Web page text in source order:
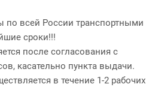
по всей России транспортными
сроки!!!
после согласования с
касательно пункта выдачи.
в течение 1-2 рабочих